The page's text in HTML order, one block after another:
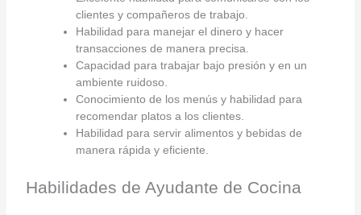
clientes y compañeros de trabajo.
Habilidad para manejar el dinero y hacer
transacciones de manera precisa.
Capacidad para trabajar bajo presión y en un
ambiente ruidoso.
Conocimiento de los menús y habilidad para
recomendar platos a los clientes.
Habilidad para servir alimentos y bebidas de
manera rápida y eficiente.
Habilidades de Ayudante de Cocina